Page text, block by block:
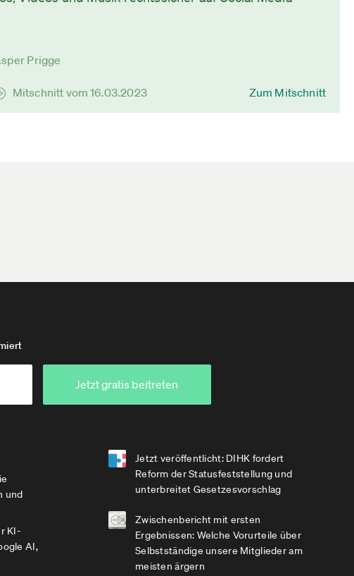
Prigge
Mitschnitt vom 16.03.2023 Zum Mitschnitt
Jetzt gratis beitreten
und
KI-
AI,
Jetzt veröffentlicht: DIHK fordert
Reform der Statusfeststellung und
unterbreitet Gesetzesvorschlag
Zwischenbericht mit ersten
Ergebnissen: Welche Vorurteile über
Selbstständige unsere Mitglieder am
meisten ärgern